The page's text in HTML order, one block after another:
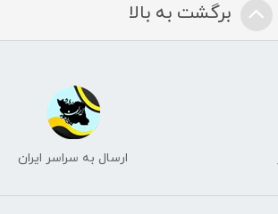
برگشت به بالا
ارسال به سراسر ایران